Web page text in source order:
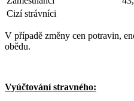
Cizí strávníci
V případě změny cen potravin,
obědu.
Vyúčtování stravného: